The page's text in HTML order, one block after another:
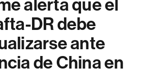
alerta que el
DR debe
ante
de China en